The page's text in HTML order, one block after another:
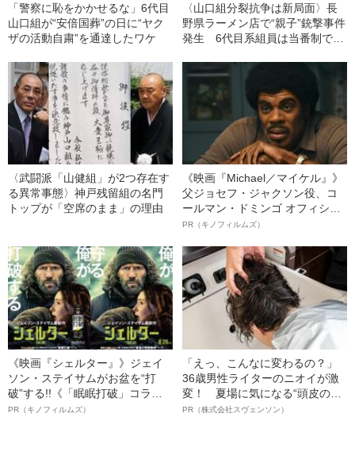
「警察に恥をかかせるな」6代目
山口組が“安倍国葬”の日に“ヤク
ザの活動自粛”を通達したワケ
〈山口組分裂抗争は新局面〉長
野県ラーメン店で“親子”銃撃事件
発生 6代目系組員は当番制で事
〈武闘派「山健組」が2つ存在す
る異常事態〉神戸残留組の名門
トップが「空席のまま」の理由
《映画『Michael／マイケル』》
父ジョセフ・ジャクソン役、コ
ールマン・ドミンゴ オフィシャ
ルインタビュー“観客を魅了した
語る”《日本興収70億円突破》
PR（キノフィルムズ）
《映画『シェルター』》ジェイ
ソン・ステイサムがお盆を“打
破”する!!《「眠眠打破」コラ
ボ》
PR（キノフィルムズ）
「えっ、こんなに変わるの？」
36歳男性ライターのニオイが激
変！ 夏場に気になる“頭皮のニ
オイ”や“ベタつき”を解消す
PR（株式会社スヴェンソン）